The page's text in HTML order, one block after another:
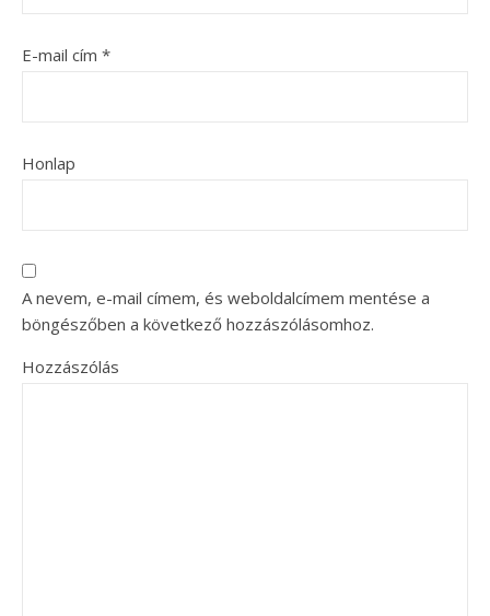
E-mail cím *
Honlap
A nevem, e-mail címem, és weboldalcímem mentése a
böngészőben a következő hozzászólásomhoz.
Hozzászólás